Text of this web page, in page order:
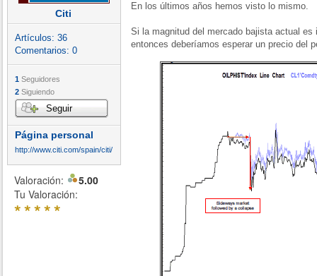
Citi
Artículos: 36
Comentarios: 0
1 Seguidores
2 Siguiendo
Seguir
Página personal
http://www.citi.com/spain/citi/
Valoración:
5.00
Tu Valoración:
*****
En los últimos años hemos visto lo mismo.
Si la magnitud del mercado bajista actual es
entonces deberíamos esperar un precio del